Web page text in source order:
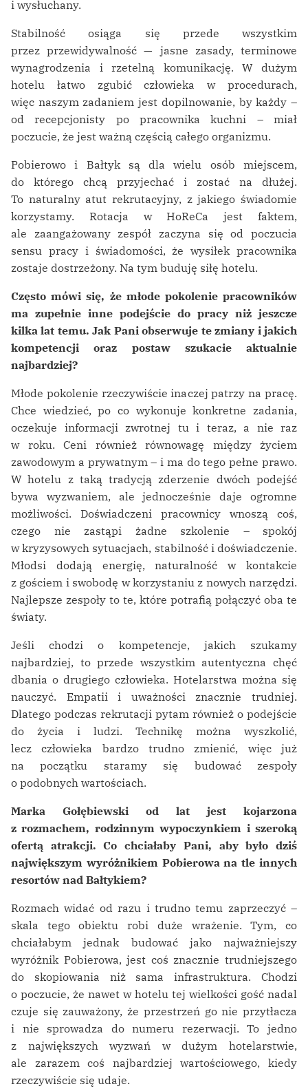
i wysłuchany.
Stabilność osiąga się przede wszystkim
przez przewidywalność — jasne zasady, terminowe
wynagrodzenia i rzetelną komunikację. W dużym
hotelu łatwo zgubić człowieka w procedurach,
więc naszym zadaniem jest dopilnowanie, by każdy –
od recepcjonisty po pracownika kuchni – miał
poczucie, że jest ważną częścią całego organizmu.
Pobierowo i Bałtyk są dla wielu osób miejscem,
do którego chcą przyjechać i zostać na dłużej.
To naturalny atut rekrutacyjny, z jakiego świadomie
korzystamy. Rotacja w HoReCa jest faktem,
ale zaangażowany zespół zaczyna się od poczucia
sensu pracy i świadomości, że wysiłek pracownika
zostaje dostrzeżony. Na tym buduję siłę hotelu.
Często mówi się, że młode pokolenie pracowników
ma zupełnie inne podejście do pracy niż jeszcze
kilka lat temu. Jak Pani obserwuje te zmiany i jakich
kompetencji oraz postaw szukacie aktualnie
najbardziej?
Młode pokolenie rzeczywiście inaczej patrzy na pracę.
Chce wiedzieć, po co wykonuje konkretne zadania,
oczekuje informacji zwrotnej tu i teraz, a nie raz
w roku. Ceni również równowagę między życiem
zawodowym a prywatnym – i ma do tego pełne prawo.
W hotelu z taką tradycją zderzenie dwóch podejść
bywa wyzwaniem, ale jednocześnie daje ogromne
możliwości. Doświadczeni pracownicy wnoszą coś,
czego nie zastąpi żadne szkolenie – spokój
w kryzysowych sytuacjach, stabilność i doświadczenie.
Młodsi dodają energię, naturalność w kontakcie
z gościem i swobodę w korzystaniu z nowych narzędzi.
Najlepsze zespoły to te, które potrafią połączyć oba te
światy.
Jeśli chodzi o kompetencje, jakich szukamy
najbardziej, to przede wszystkim autentyczna chęć
dbania o drugiego człowieka. Hotelarstwa można się
nauczyć. Empatii i uważności znacznie trudniej.
Dlatego podczas rekrutacji pytam również o podejście
do życia i ludzi. Technikę można wyszkolić,
lecz człowieka bardzo trudno zmienić, więc już
na początku staramy się budować zespoły
o podobnych wartościach.
Marka Gołębiewski od lat jest kojarzona
z rozmachem, rodzinnym wypoczynkiem i szeroką
ofertą atrakcji. Co chciałaby Pani, aby było dziś
największym wyróżnikiem Pobierowa na tle innych
resortów nad Bałtykiem?
Rozmach widać od razu i trudno temu zaprzeczyć –
skala tego obiektu robi duże wrażenie. Tym, co
chciałabym jednak budować jako najważniejszy
wyróżnik Pobierowa, jest coś znacznie trudniejszego
do skopiowania niż sama infrastruktura. Chodzi
o poczucie, że nawet w hotelu tej wielkości gość nadal
czuje się zauważony, że przestrzeń go nie przytłacza
i nie sprowadza do numeru rezerwacji. To jedno
z największych wyzwań w dużym hotelarstwie,
ale zarazem coś najbardziej wartościowego, kiedy
rzeczywiście się udaje.